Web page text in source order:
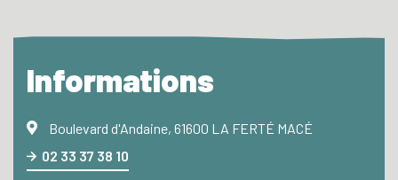
Informations
Boulevard d'Andaine, 61600 LA FERTÉ MACÉ
02 33 37 38 10